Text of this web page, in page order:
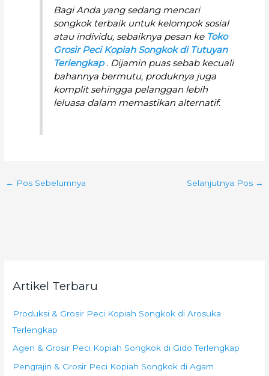
Bagi Anda yang sedang mencari
songkok terbaik untuk kelompok sosial
atau individu, sebaiknya pesan ke Toko
Grosir Peci Kopiah Songkok di Tutuyan
Terlengkap. Dijamin puas sebab kecuali
bahannya bermutu, produknya juga
komplit sehingga pelanggan lebih
leluasa dalam memastikan alternatif.
← Pos Sebelumnya Selanjutnya Pos →
Artikel Terbaru
Produksi & Grosir Peci Kopiah Songkok di Arosuka
Terlengkap
Agen & Grosir Peci Kopiah Songkok di Gido Terlengkap
Pengrajin & Grosir Peci Kopiah Songkok di Agam